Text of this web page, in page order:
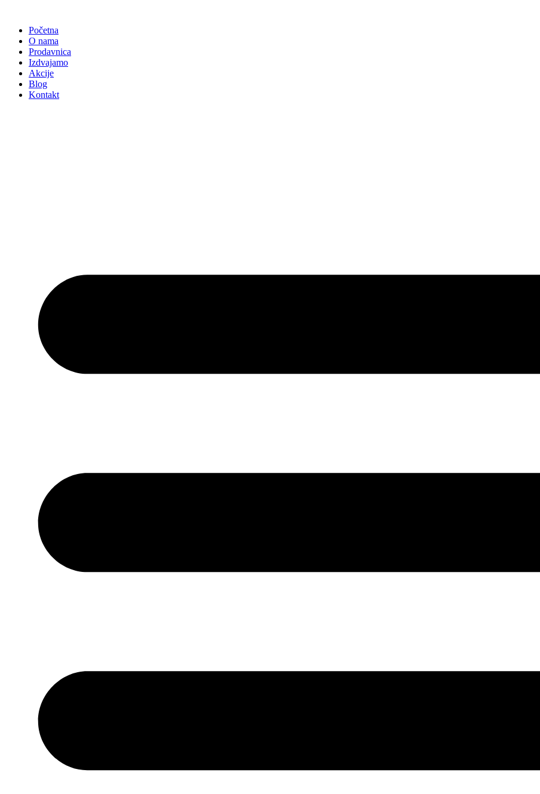
sadržajPočetna
O nama
Prodavnica
Izdvajamo
Akcije
Blog
Kontakt